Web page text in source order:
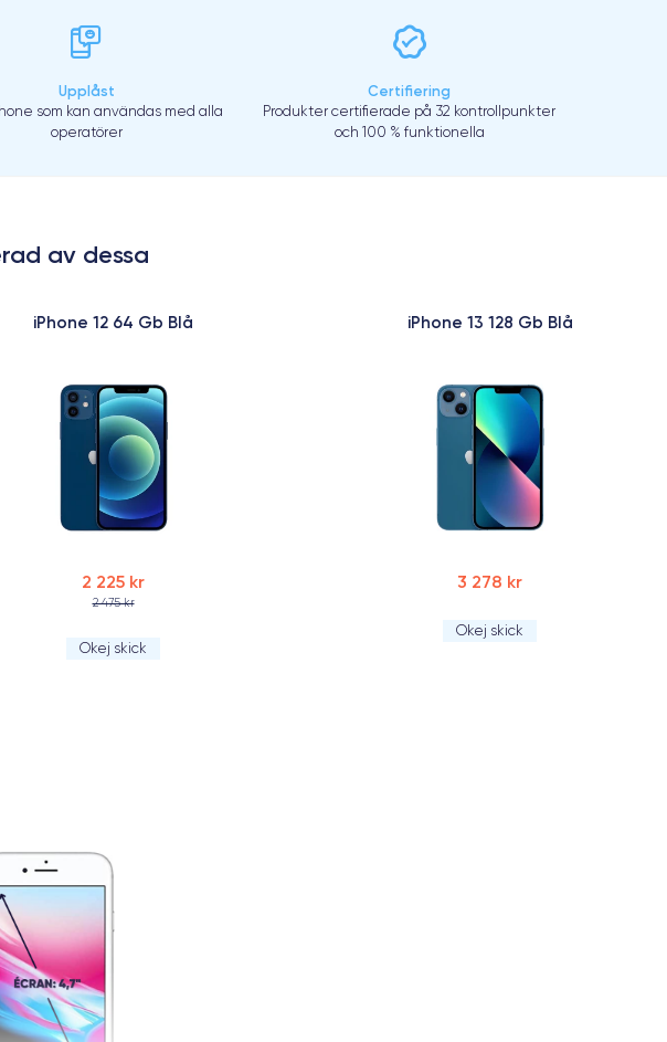
Upplåst
som kan användas med alla
operatörer
Certifiering
Produkter certifierade på 32 kontrollpunkter
och 100 % funktionella
av dessa
iPhone 12 64 Gb Blå
2 225 kr
2 475 kr
Okej skick
iPhone 13 128 Gb Blå
3 278 kr
Okej skick